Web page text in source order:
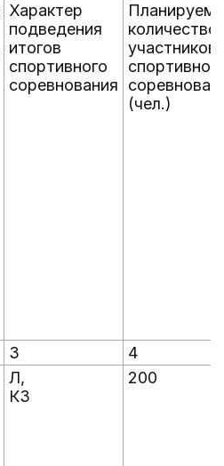
Характер
подведения
итогов
спортивного
соревнования
количество
участников
(чел.)
3
4
Л,
КЗ
200